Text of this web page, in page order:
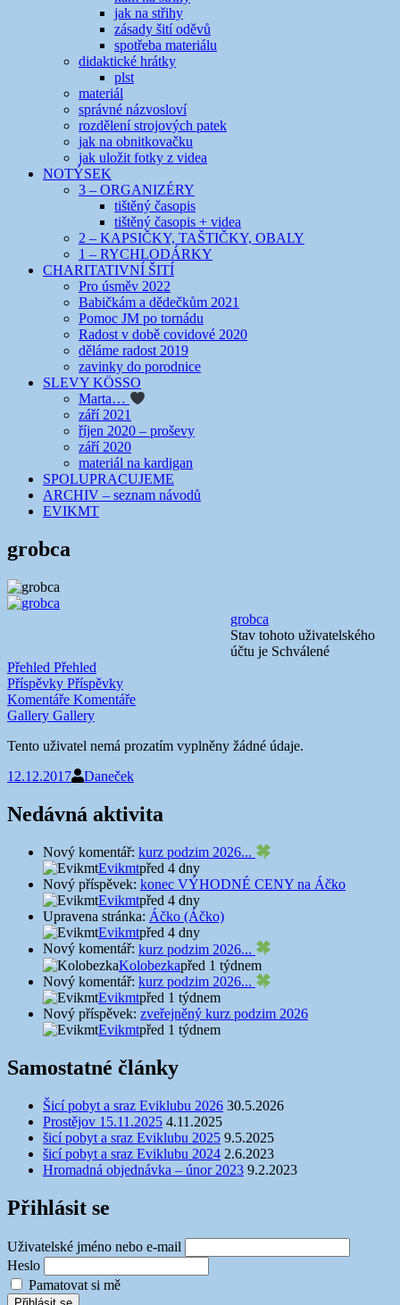
jak na střihy
zásady šití oděvů
spotřeba materiálu
didaktické hrátky
plst
materiál
správné názvosloví
rozdělení strojových patek
jak na obnitkovačku
jak uložit fotky z videa
NOTÝSEK
3 – ORGANIZÉRY
tištěný časopis
tištěný časopis + videa
2 – KAPSIČKY, TAŠTIČKY, OBALY
1 – RYCHLODÁRKY
CHARITATIVNÍ ŠITÍ
Pro úsměv 2022
Babičkám a dědečkům 2021
Pomoc JM po tornádu
Radost v době covidové 2020
děláme radost 2019
zavinky do porodnice
SLEVY KÖSSO
Marta…
září 2021
říjen 2020 – proševy
září 2020
materiál na kardigan
SPOLUPRACUJEME
ARCHIV – seznam návodů
EVIKMT
grobca
grobca
Stav tohoto uživatelského
účtu je Schválené
Přehled Přehled
Příspěvky Příspěvky
Komentáře Komentáře
Gallery Gallery
Tento uživatel nemá prozatím vyplněny žádné údaje.
12.12.2017
Daneček
Nedávná aktivita
Nový komentář: kurz podzim 2026...
Evikmtpřed 4 dny
Nový příspěvek: konec VÝHODNÉ CENY na Áčko
Evikmtpřed 4 dny
Upravena stránka: Áčko (Áčko)
Evikmtpřed 4 dny
Nový komentář: kurz podzim 2026...
Kolobezkapřed 1 týdnem
Nový komentář: kurz podzim 2026...
Evikmtpřed 1 týdnem
Nový příspěvek: zveřejněný kurz podzim 2026
Evikmtpřed 1 týdnem
Samostatné články
Šicí pobyt a sraz Eviklubu 2026 30.5.2026
Prostějov 15.11.2025 4.11.2025
šicí pobyt a sraz Eviklubu 2025 9.5.2025
šicí pobyt a sraz Eviklubu 2024 2.6.2023
Hromadná objednávka – únor 2023 9.2.2023
Přihlásit se
Uživatelské jméno nebo e-mail
Heslo
Pamatovat si mě